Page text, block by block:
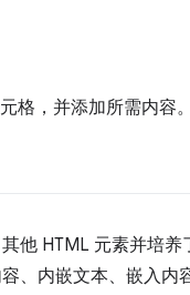
格，并添加所需内容。
他 HTML 元素并培养
、内嵌文本、嵌入内